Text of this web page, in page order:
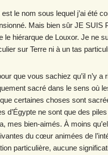
le nom sous lequel j’ai été
Mais bien sûr JE SUIS
le hiérarque de Louxor. Je ne
sur Terre ni à un tas
que vous sachiez qu’il n’y a
sacré dans le sens où
certaines choses sont
d’Égypte ne sont que des
mes bien-aimés. À moins
du cœur animées de
particulière, aucune